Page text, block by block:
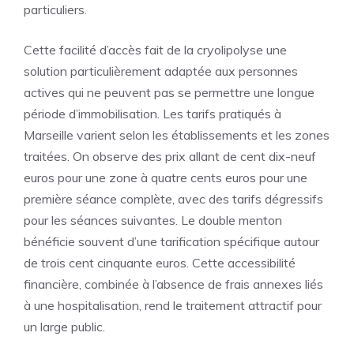
particuliers.
Cette facilité d’accès fait de la cryolipolyse une
solution particulièrement adaptée aux personnes
actives qui ne peuvent pas se permettre une longue
période d’immobilisation. Les tarifs pratiqués à
Marseille varient selon les établissements et les zones
traitées. On observe des prix allant de cent dix-neuf
euros pour une zone à quatre cents euros pour une
première séance complète, avec des tarifs dégressifs
pour les séances suivantes. Le double menton
bénéficie souvent d’une tarification spécifique autour
de trois cent cinquante euros. Cette accessibilité
financière, combinée à l’absence de frais annexes liés
à une hospitalisation, rend le traitement attractif pour
un large public.